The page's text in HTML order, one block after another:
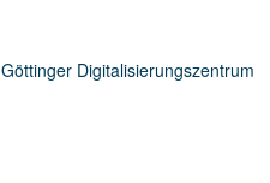
Göttinger Digitalisierungszentrum